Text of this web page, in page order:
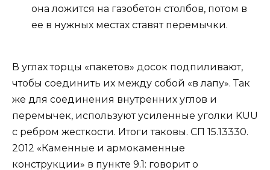
она ложится на газобетон столбов, потом в
ее в нужных местах ставят перемычки.
В углах торцы «пакетов» досок подпиливают,
чтобы соединить их между собой «в лапу». Так
же для соединения внутренних углов и
перемычек, используют усиленные уголки KUU
с ребром жесткости. Итоги таковы. СП 15.13330.
2012 «Каменные и армокаменные
конструкции» в пункте 9.1: говорит о